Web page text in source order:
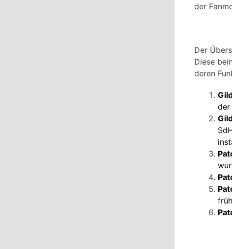
der
Der
Diese
deren
der